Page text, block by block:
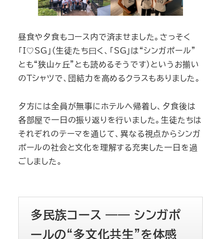
昼食や夕食もコース内で済ませました。さっそく
「I♡SG」（生徒たち曰く、「SG」は“シンガポール”
とも“狭山ヶ丘”とも読めるそうです）というお揃い
のTシャツで、団結力を高めるクラスもありました。
夕方には全員が無事にホテルへ帰着し、夕食後は
各部屋で一日の振り返りを行いました。生徒たちは
それぞれのテーマを通じて、異なる視点からシンガ
ポールの社会と文化を理解する充実した一日を過
ごしました。
多民族コース ―― シンガポ
ールの“多文化共生”を体感